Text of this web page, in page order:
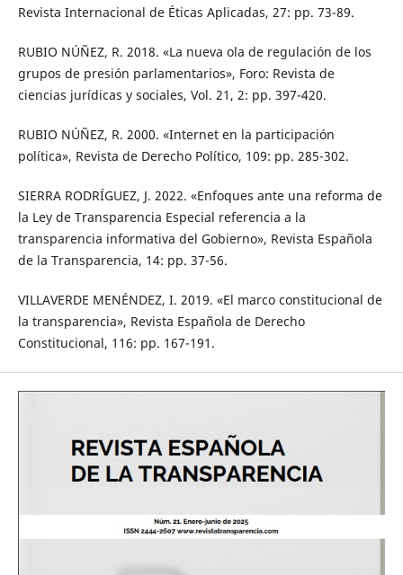
Revista Internacional de Éticas Aplicadas, 27: pp. 73-89.
RUBIO NÚÑEZ, R. 2018. «La nueva ola de regulación de los
grupos de presión parlamentarios», Foro: Revista de
ciencias jurídicas y sociales, Vol. 21, 2: pp. 397-420.
RUBIO NÚÑEZ, R. 2000. «Internet en la participación
política», Revista de Derecho Político, 109: pp. 285-302.
SIERRA RODRÍGUEZ, J. 2022. «Enfoques ante una reforma de
la Ley de Transparencia Especial referencia a la
transparencia informativa del Gobierno», Revista Española
de la Transparencia, 14: pp. 37-56.
VILLAVERDE MENÉNDEZ, I. 2019. «El marco constitucional de
la transparencia», Revista Española de Derecho
Constitucional, 116: pp. 167-191.